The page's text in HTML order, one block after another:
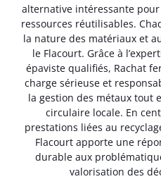
alternative intéressante
ressources réutilisables.
la nature des matériaux et
le Flacourt. Grâce à
épaviste qualifiés, Rachat
charge sérieuse et
la gestion des métaux tout
circulaire locale. En
prestations liées au
Flacourt apporte une
durable aux
valorisation des